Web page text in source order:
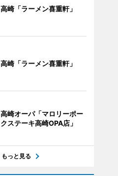
高崎「ラーメン喜重軒」
高崎「ラーメン喜重軒」
高崎オーパ「マロリーポー
クステーキ高崎OPA店」
もっと見る